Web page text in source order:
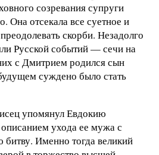
созревания супруги
Она отсекала все суетное и
скорби. Незадолго
Русской событий — сечи на
с Дмитрием родился сын
суждено было стать
упомянул Евдокию
ухода ее мужа с
Именно тогда великий